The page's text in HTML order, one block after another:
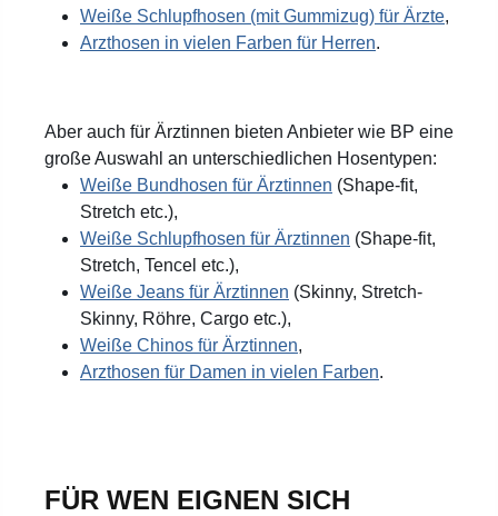
Weiße Schlupfhosen (mit Gummizug) für Ärzte,
Arzthosen in vielen Farben für Herren.
Aber auch für Ärztinnen bieten Anbieter wie BP eine
große Auswahl an unterschiedlichen Hosentypen:
Weiße Bundhosen für Ärztinnen (Shape-fit,
Stretch etc.),
Weiße Schlupfhosen für Ärztinnen (Shape-fit,
Stretch, Tencel etc.),
Weiße Jeans für Ärztinnen (Skinny, Stretch-
Skinny, Röhre, Cargo etc.),
Weiße Chinos für Ärztinnen,
Arzthosen für Damen in vielen Farben.
FÜR WEN EIGNEN SICH